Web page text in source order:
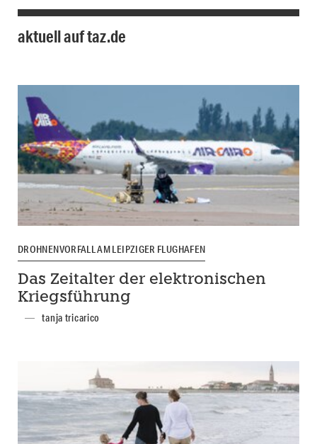
aktuell auf taz.de
DROHNENVORFALL AM LEIPZIGER FLUGHAFEN
Das Zeitalter der elektronischen
Kriegsführung
tanja tricarico